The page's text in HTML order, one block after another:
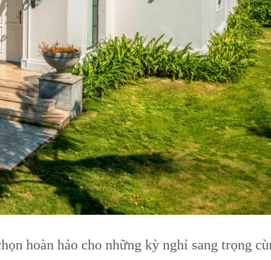
hoàn hảo cho những kỳ nghỉ sang trọng